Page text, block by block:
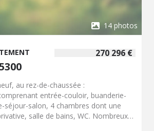
14 photos
270 296 €
au rez-de-chaussée :
entrée-couloir, buanderie-
séjour-salon, 4 chambres dont une
salle de bains, WC. Nombreux